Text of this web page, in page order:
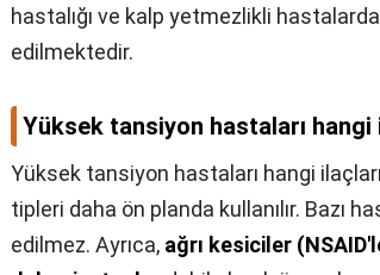
hastalığı ve kalp yetmezlikli
edilmektedir.
Yüksek tansiyon hastaları hangi
Yüksek tansiyon hastaları hangi
tipleri daha ön planda kullanılır. Bazı
edilmez. Ayrıca, ağrı kesiciler